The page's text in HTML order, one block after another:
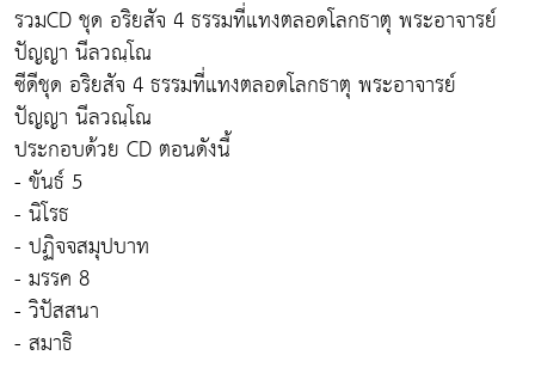
รวมCD ชุด อริยสัจ 4 ธรรมที่แทงตลอดโลกธาตุ พระอาจารย์
ปัญญา นีลวณฺโณ
ซีดีชุด อริยสัจ 4 ธรรมที่แทงตลอดโลกธาตุ พระอาจารย์
ปัญญา นีลวณฺโณ
ประกอบด้วย CD ตอนดังนี้
- ขันธ์ 5
- นิโรธ
- ปฏิจจสมุปบาท
- มรรค 8
- วิปัสสนา
- สมาธิ